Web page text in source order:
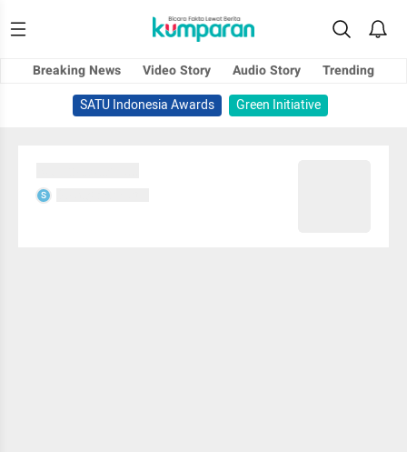
Breaking News Video Story Audio Story
Trending
SATU Indonesia Awards
Green Initiative
S